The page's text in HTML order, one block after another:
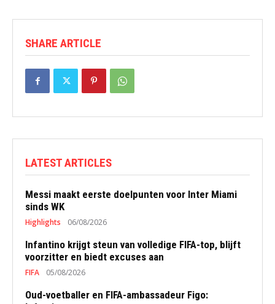
SHARE ARTICLE
LATEST ARTICLES
Messi maakt eerste doelpunten voor Inter Miami
sinds WK
Highlights 06/08/2026
Infantino krijgt steun van volledige FIFA-top, blijft
voorzitter en biedt excuses aan
FIFA 05/08/2026
Oud-voetballer en FIFA-ambassadeur Figo: